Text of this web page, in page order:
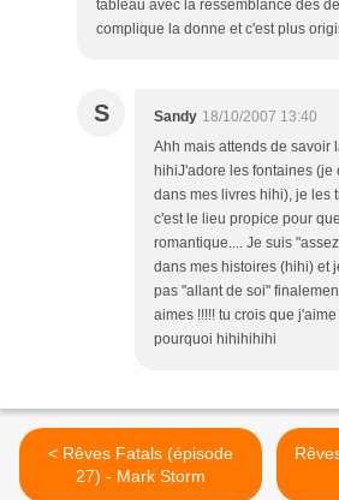
tableau avec la ressemblance des
complique la donne et c'est plus
S Sandy 18/10/2007 13:40
Ahh mais attends de savoir
hihiJ'adore les fontaines (je
dans mes livres hihi), je les
c'est le lieu propice pour
romantique.... Je suis
dans mes histoires (hihi) et
pas "allant de soi"
aimes !!!!! tu crois que
pourquoi hihihihihi
< Rêves Fatals (épisode
27) - Mark Storm